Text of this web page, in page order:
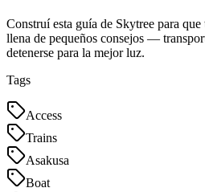
Construí esta guía de Skytree para
llena de pequeños consejos —
detenerse para la mejor luz.
Tags
Access
Trains
Asakusa
Boat